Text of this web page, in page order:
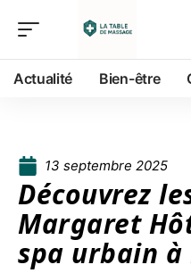
Actualité Bien-être
13 septembre 2025
Découvrez
Margaret
spa urbain à